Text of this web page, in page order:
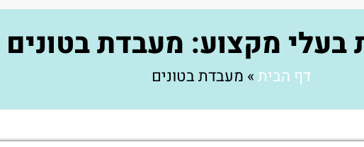
בעלי מקצוע: מעבדת בטונים
דף הבית» מעבדת בטונים